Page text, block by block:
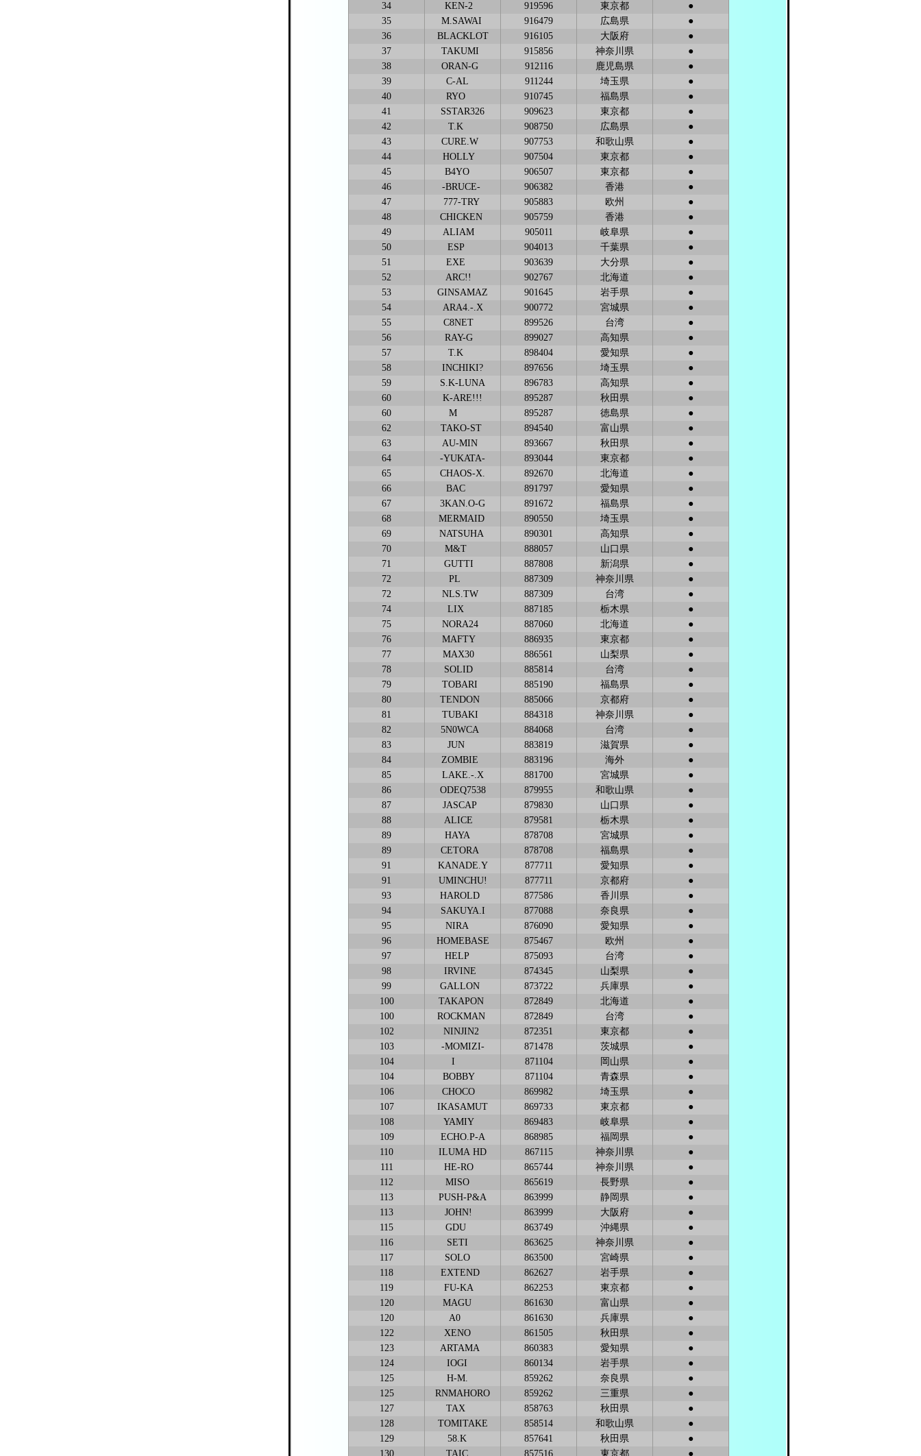
34
KEN-2 919596 東京都
●
35
M.SAWAI 916479 広島県
●
36
BLACKLOT 916105 大阪府
●
37
TAKUMI 915856 神奈川県
●
38
ORAN-G 912116 鹿児島県
●
39
C-AL 911244 埼玉県
●
40
RYO 910745 福島県
●
41
SSTAR326 909623 東京都
●
42
T.K 908750 広島県
●
43
CURE.W 907753 和歌山県
●
44
HOLLY 907504 東京都
●
45
B4YO 906507 東京都
●
46
-BRUCE- 906382 香港
●
47
777-TRY 905883 欧州
●
48
CHICKEN 905759 香港
●
49
ALIAM 905011 岐阜県
●
50
ESP 904013 千葉県
●
51
EXE 903639 大分県
●
52
ARC!! 902767 北海道
●
53
GINSAMAZ 901645 岩手県
●
54
ARA4.-.X 900772 宮城県
●
55
C8NET 899526 台湾
●
56
RAY-G 899027 高知県
●
57
T.K 898404 愛知県
●
58
INCHIKI? 897656 埼玉県
●
59
S.K-LUNA 896783 高知県
●
60
K-ARE!!! 895287 秋田県
●
60
M 895287 徳島県
●
62
TAKO-ST 894540 富山県
●
63
AU-MIN 893667 秋田県
●
64
-YUKATA- 893044 東京都
●
65
CHAOS-X. 892670 北海道
●
66
BAC 891797 愛知県
●
67
3KAN.O-G 891672 福島県
●
68
MERMAID 890550 埼玉県
●
69
NATSUHA 890301 高知県
●
70
M&T 888057 山口県
●
71
GUTTI 887808 新潟県
●
72
PL 887309 神奈川県
●
72
NLS.TW 887309 台湾
●
74
LIX 887185 栃木県
●
75
NORA24 887060 北海道
●
76
MAFTY 886935 東京都
●
77
MAX30 886561 山梨県
●
78
SOLID 885814 台湾
●
79
TOBARI 885190 福島県
●
80
TENDON 885066 京都府
●
81
TUBAKI 884318 神奈川県
●
82
5N0WCA 884068 台湾
●
83
JUN 883819 滋賀県
●
84
ZOMBIE 883196 海外
●
85
LAKE.-.X 881700 宮城県
●
86
ODEQ7538 879955 和歌山県
●
87
JASCAP 879830 山口県
●
88
ALICE 879581 栃木県
●
89
HAYA 878708 宮城県
●
89
CETORA 878708 福島県
●
91
KANADE.Y 877711 愛知県
●
91
UMINCHU! 877711 京都府
●
93
HAROLD 877586 香川県
●
94
SAKUYA.I 877088 奈良県
●
95
NIRA 876090 愛知県
●
96
HOMEBASE 875467 欧州
●
97
HELP 875093 台湾
●
98
IRVINE 874345 山梨県
●
99
GALLON 873722 兵庫県
●
100
TAKAPON 872849 北海道
●
100
ROCKMAN 872849 台湾
●
102
NINJIN2 872351 東京都
●
103
-MOMIZI- 871478 茨城県
●
104
I 871104 岡山県
●
104
BOBBY 871104 青森県
●
106
CHOCO 869982 埼玉県
●
107
IKASAMUT 869733 東京都
●
108
YAMIY 869483 岐阜県
●
109
ECHO.P-A 868985 福岡県
●
110
ILUMA HD 867115 神奈川県
●
111
HE-RO 865744 神奈川県
●
112
MISO 865619 長野県
●
113
PUSH-P&A 863999 静岡県
●
113
JOHN! 863999 大阪府
●
115
GDU 863749 沖縄県
●
116
SETI 863625 神奈川県
●
117
SOLO 863500 宮崎県
●
118
EXTEND 862627 岩手県
●
119
FU-KA 862253 東京都
●
120
MAGU 861630 富山県
●
120
A0 861630 兵庫県
●
122
XENO 861505 秋田県
●
123
ARTAMA 860383 愛知県
●
124
IOGI 860134 岩手県
●
125
H-M. 859262 奈良県
●
125
RNMAHORO 859262 三重県
●
127
TAX 858763 秋田県
●
128
TOMITAKE 858514 和歌山県
●
129
58.K 857641 秋田県
●
130
TAIC 857516 東京都 ●